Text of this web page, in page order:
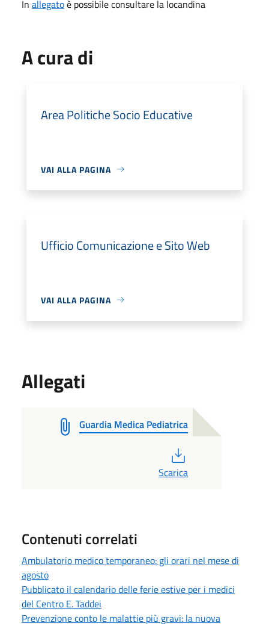
In allegatoè possibile consultare la locandina
A cura di
Area Politiche Socio Educative
VAI ALLA PAGINA
Ufficio Comunicazione e Sito Web
VAI ALLA PAGINA
Allegati
Guardia Medica Pediatrica
Scarica
Contenuti correlati
Ambulatorio medico temporaneo: gli orari nel mese di
agosto
Pubblicato il calendario delle ferie estive per i medici
del Centro E. Taddei
Prevenzione conto le malattie più gravi: la nuova